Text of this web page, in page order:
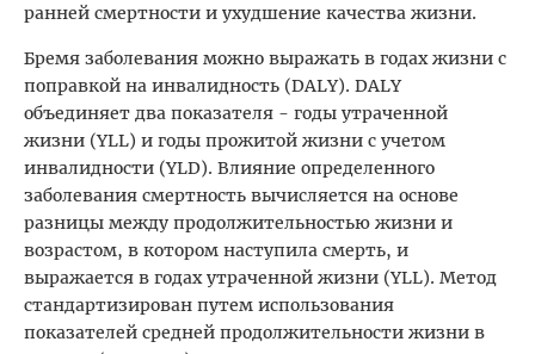
ранней смертности и ухудшение качества жизни.
Бремя заболевания можно выражать в годах жизни с
поправкой на инвалидность (DALY). DALY
объединяет два показателя - годы утраченной
жизни (YLL) и годы прожитой жизни с учетом
инвалидности (YLD). Влияние определенного
заболевания смертность вычисляется на основе
разницы между продолжительностью жизни и
возрастом, в котором наступила смерть, и
выражается в годах утраченной жизни (YLL). Метод
стандартизирован путем использования
показателей средней продолжительности жизни в